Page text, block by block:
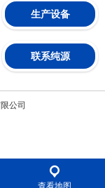
生产设备
联系纯源
公司
查看地图